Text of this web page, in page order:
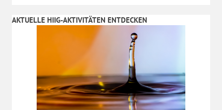
AKTUELLE HIIG-AKTIVITÄTEN ENTDECKEN